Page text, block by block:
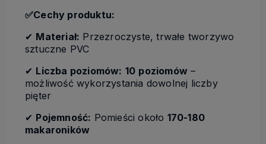
✅Cechy produktu:
✔ Materiał: Przezroczyste, trwałe tworzywo
sztuczne PVC
✔ Liczba poziomów: 10 poziomów –
możliwość wykorzystania dowolnej liczby
pięter
✔ Pojemność: Pomieści około 170-180
makaroników